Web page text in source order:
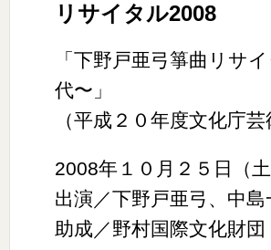
リサイタル2008
「下野戸亜弓箏曲リサ
代〜」
（平成２０年度文化庁芸
2008年１０月２５日（
出演／下野戸亜弓、中
助成／野村国際文化財団